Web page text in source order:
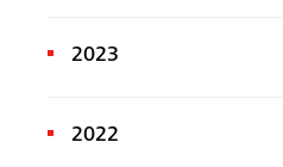
2023
2022